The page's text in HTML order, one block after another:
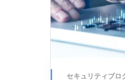
セキュリティブロ